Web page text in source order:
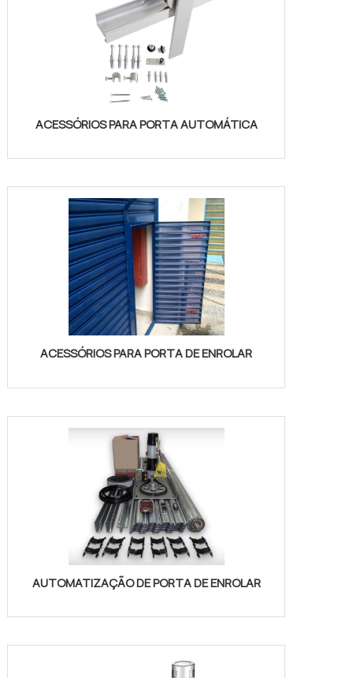
ACESSÓRIOS PARA PORTA AUTOMÁTICA
ACESSÓRIOS PARA PORTA DE ENROLAR
AUTOMATIZAÇÃO DE PORTA DE ENROLAR